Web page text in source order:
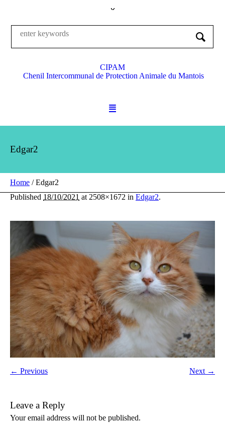
CIPAM
Chenil Intercommunal de Protection Animale du Mantois
Edgar2
Home /Edgar2
Published 18/10/2021 at 2508×1672 in Edgar2.
← Previous Next →
Leave a Reply
Your email address will not be published.